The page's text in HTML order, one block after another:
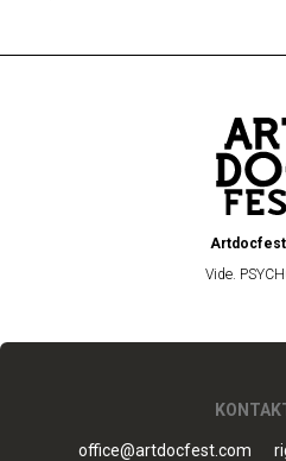
Artdocfest
Vide.
office@artdocfest.com